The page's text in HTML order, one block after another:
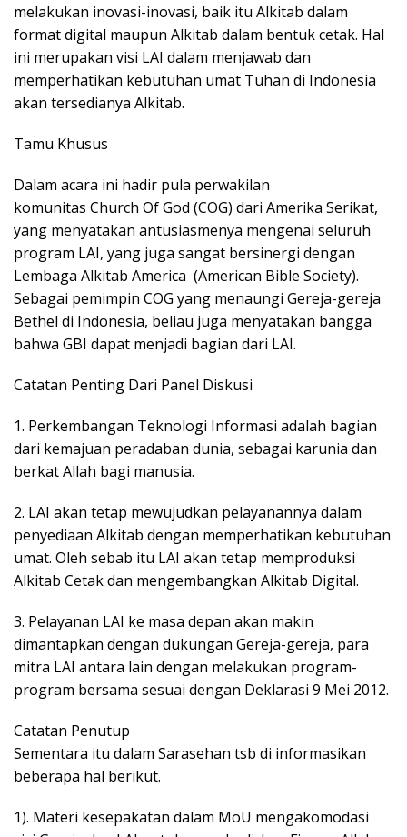
melakukan inovasi-inovasi, baik itu Alkitab dalam
format digital maupun Alkitab dalam bentuk cetak. Hal
ini merupakan visi LAI dalam menjawab dan
memperhatikan kebutuhan umat Tuhan di Indonesia
akan tersedianya Alkitab.
Tamu Khusus
Dalam acara ini hadir pula perwakilan
komunitas Church Of God (COG) dari Amerika Serikat,
yang menyatakan antusiasmenya mengenai seluruh
program LAI, yang juga sangat bersinergi dengan
Lembaga Alkitab America (American Bible Society).
Sebagai pemimpin COG yang menaungi Gereja-gereja
Bethel di Indonesia, beliau juga menyatakan bangga
bahwa GBI dapat menjadi bagian dari LAI.
Catatan Penting Dari Panel Diskusi
1. Perkembangan Teknologi Informasi adalah bagian
dari kemajuan peradaban dunia, sebagai karunia dan
berkat Allah bagi manusia.
2. LAI akan tetap mewujudkan pelayanannya dalam
penyediaan Alkitab dengan memperhatikan kebutuhan
umat. Oleh sebab itu LAI akan tetap memproduksi
Alkitab Cetak dan mengembangkan Alkitab Digital.
3. Pelayanan LAI ke masa depan akan makin
dimantapkan dengan dukungan Gereja-gereja, para
mitra LAI antara lain dengan melakukan program-
program bersama sesuai dengan Deklarasi 9 Mei 2012.
Catatan Penutup
Sementara itu dalam Sarasehan tsb di informasikan
beberapa hal berikut.
1). Materi kesepakatan dalam MoU mengakomodasi